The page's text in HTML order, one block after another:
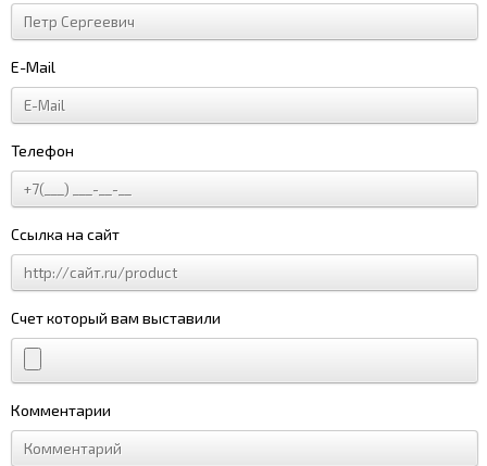
E-Mail
Телефон
Ссылка на сайт
Счет который вам выставили
Комментарии